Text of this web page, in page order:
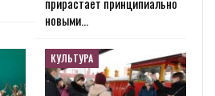
новыми…
КУЛЬТУРА